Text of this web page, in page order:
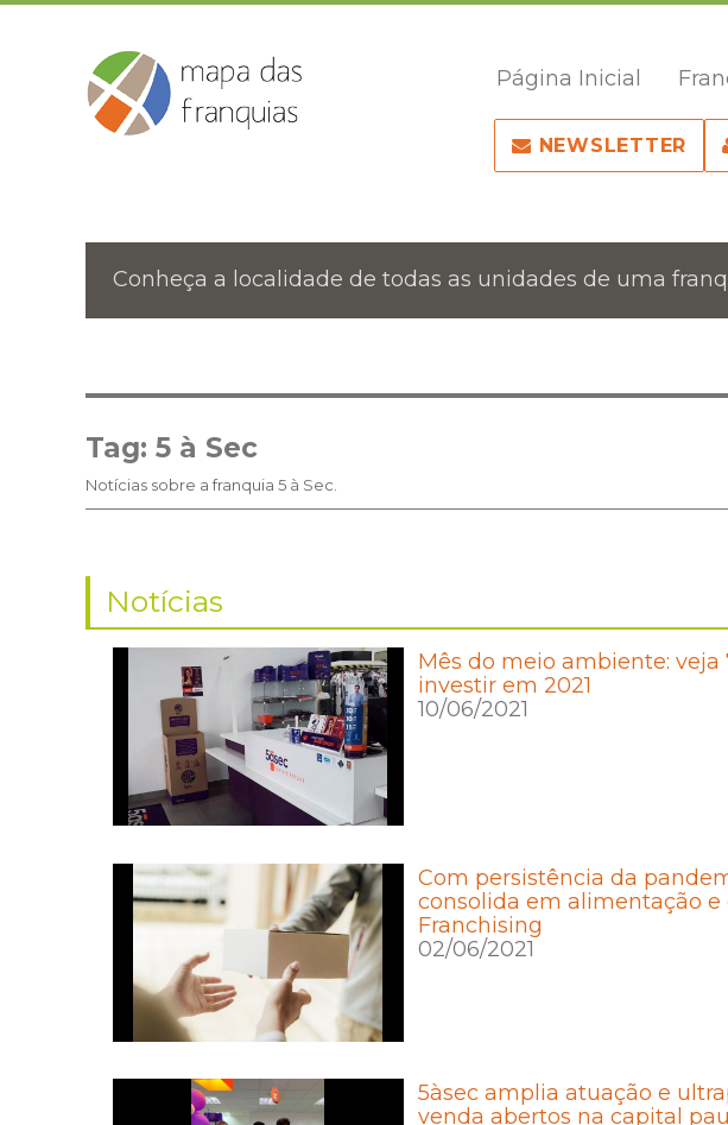
Página Inicial
NEWSLETTER
Conheça a localidade de todas as unidades de uma
Tag: 5 à Sec
Notícias sobre a franquia 5 à Sec.
Notícias
Mês do meio ambiente:
investir em 2021
10/06/2021
Com persistência da
consolida em alimentação
Franchising
02/06/2021
5àsec amplia atuação e
venda abertos na capital